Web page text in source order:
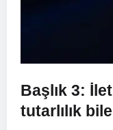
Başlık 3:
tutarlılık